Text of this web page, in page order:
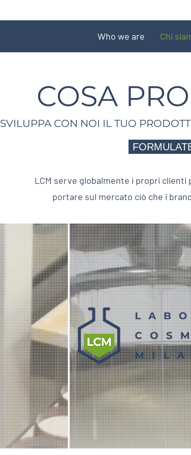
Who we are Chi
COSA
SVILUPPA CON NOI IL TUO
LCM serve globalmente i propri clienti
portare sul mercato ciò che i